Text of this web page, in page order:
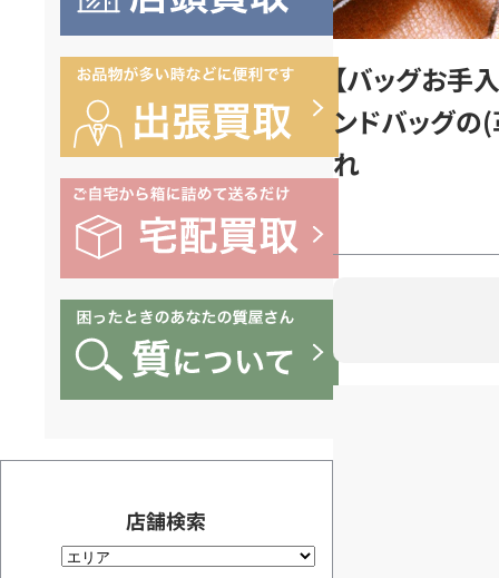
店舗検索
【バッグお手
ンドバッグの
れ